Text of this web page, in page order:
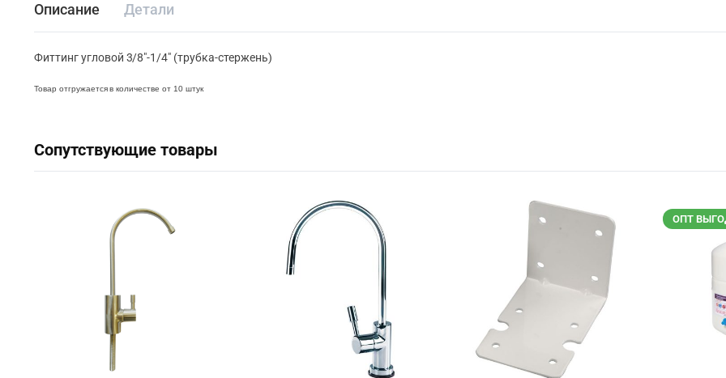
Описание Детали
Фиттинг угловой 3/8″-1/4″ (трубка-стержень)
Товар отгружается в количестве от 10 штук
Сопутствующие товары
ОПТ